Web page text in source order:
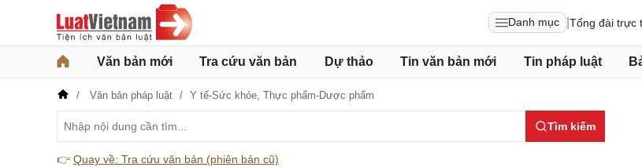
Danh mục Tổng đài trực
Văn bản mới Tra cứu văn bản Dự thảo Tin văn bản mới Tin pháp luật
Văn bản pháp luật Y tế-Sức khỏe, Thực phẩm-Dược phẩm
Tìm kiếm
👉 Quay về: Tra cứu văn bản (phiên bản cũ)